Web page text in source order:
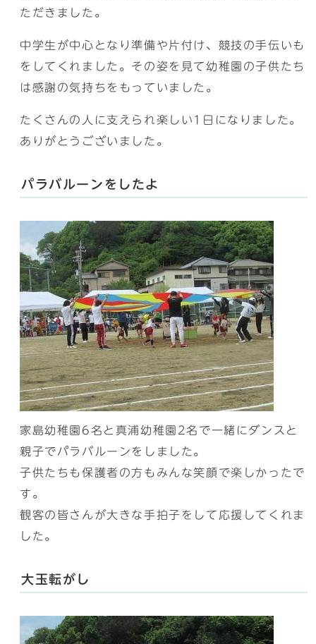
ただきました。
中学生が中心となり準備や片付け、競技の手伝いも
をしてくれました。その姿を見て幼稚園の子供たち
は感謝の気持ちをもっていました。
たくさんの人に支えられ楽しい1日になりました。
ありがとうございました。
パラバルーンをしたよ
家島幼稚園6名と真浦幼稚園2名で一緒にダンスと
親子でパラバルーンをしました。
子供たちも保護者の方もみんな笑顔で楽しかったで
す。
観客の皆さんが大きな手拍子をして応援してくれま
した。
大玉転がし